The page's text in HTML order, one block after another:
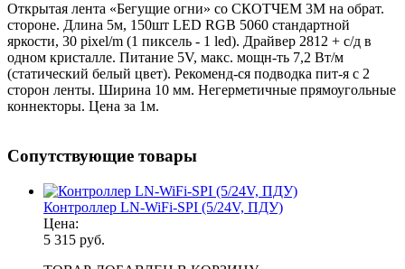
Открытая лента «Бегущие огни» со СКОТЧЕМ 3M на обрат.
стороне. Длина 5м, 150шт LED RGB 5060 стандартной
яркости, 30 pixel/m (1 пиксель - 1 led). Драйвер 2812 + с/д в
одном кристалле. Питание 5V, макс. мощн-ть 7,2 Вт/м
(статический белый цвет). Рекоменд-ся подводка пит-я с 2
сторон ленты. Ширина 10 мм. Негерметичные прямоугольные
коннекторы. Цена за 1м.
Сопутствующие товары
Контроллер LN-WiFi-SPI (5/24V, ПДУ)
Цена:
5 315 руб.